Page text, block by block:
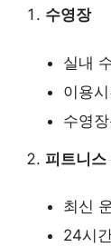
수영장
실내
이용
수영
피트니스
최신
24시